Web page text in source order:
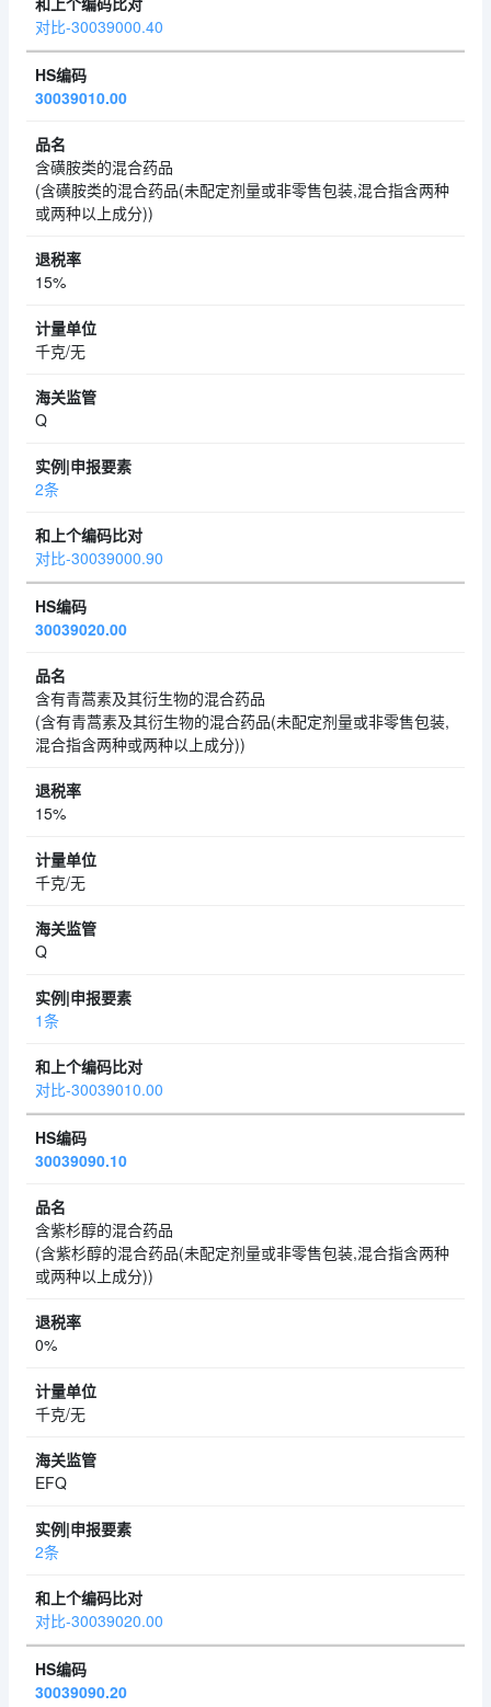
对比-30039000.40
30039010.00
含磺胺类的混合药品
(含磺胺类的混合药品(未配定剂量或非零售包装,混合指含两种
或两种以上成分))
15%
千克/无
Q
2条
对比-30039000.90
30039020.00
含有青蒿素及其衍生物的混合药品
(含有青蒿素及其衍生物的混合药品(未配定剂量或非零售包装,
混合指含两种或两种以上成分))
15%
千克/无
Q
1条
对比-30039010.00
30039090.10
含紫杉醇的混合药品
(含紫杉醇的混合药品(未配定剂量或非零售包装,混合指含两种
或两种以上成分))
0%
千克/无
EFQ
2条
对比-30039020.00
30039090.20